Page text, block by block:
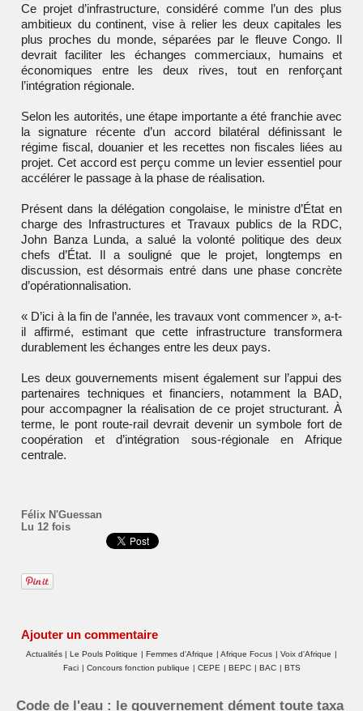
Ce projet d’infrastructure, considéré comme l’un des plus
ambitieux du continent, vise à relier les deux capitales les
plus proches du monde, séparées par le fleuve Congo. Il
devrait faciliter les échanges commerciaux, humains et
économiques entre les deux rives, tout en renforçant
l’intégration régionale.
Selon les autorités, une étape importante a été franchie avec
la signature récente d’un accord bilatéral définissant le
régime fiscal, douanier et les recettes non fiscales liées au
projet. Cet accord est perçu comme un levier essentiel pour
accélérer le passage à la phase de réalisation.
Présent dans la délégation congolaise, le ministre d’État en
charge des Infrastructures et Travaux publics de la RDC,
John Banza Lunda, a salué la volonté politique des deux
chefs d’État. Il a souligné que le projet, longtemps en
discussion, est désormais entré dans une phase concrète
d’opérationnalisation.
« D’ici à la fin de l’année, les travaux vont commencer », a-t-
il affirmé, estimant que cette infrastructure transformera
durablement les échanges entre les deux pays.
Les deux gouvernements misent également sur l’appui des
partenaires techniques et financiers, notamment la BAD,
pour accompagner la réalisation de ce projet structurant. À
terme, le pont route-rail devrait devenir un symbole fort de
coopération et d’intégration sous-régionale en Afrique
centrale.
Félix N'Guessan
Lu 12 fois
Ajouter un commentaire
Actualités | Le Pouls Politique | Femmes d'Afrique | Afrique Focus | Voix d'Afrique |
Faci | Concours fonction publique | CEPE | BEPC | BAC | BTS
Code de l'eau : le gouvernement dément toute taxa